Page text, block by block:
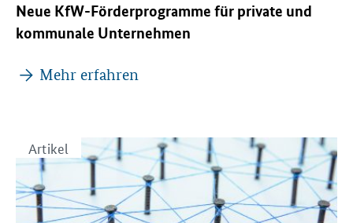
Neue KfW-Förderprogramme für private und
kommunale Unternehmen
Mehr erfahren
Artikel